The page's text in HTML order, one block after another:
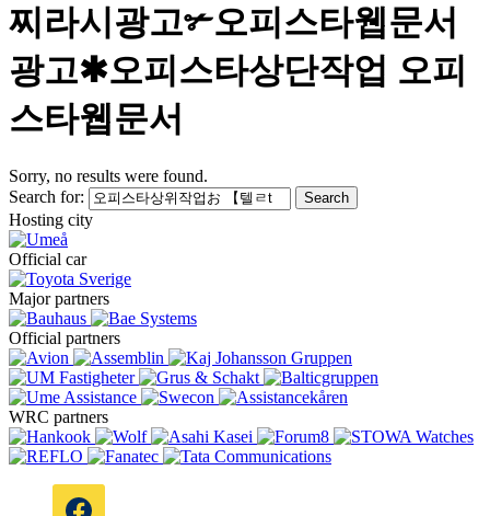
찌라시광고✃오피스타웹문서
광고✱오피스타상단작업 오피
스타웹문서
Sorry, no results were found.
Search for:
Search
Hosting city
Official car
Major partners
Official partners
WRC partners